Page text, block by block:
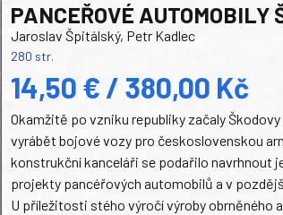
PANCEŘOVÉ AUTOMOBILY
Jaroslav Špitálský, Petr Kadlec
280 str.
14,50 € / 380,00 Kč
Okamžitě po vzniku republiky začaly
vyrábět bojové vozy pro československou
konstrukční kanceláři se podařilo navrhnout
projekty pancéřových automobilů a v
U příležitosti stého výročí výroby obrněného